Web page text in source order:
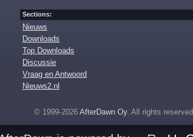
Sections:
Nieuws
Downloads
Top Downloads
Discussie
Vraag en Antwoord
Nieuws2.nl
© 1999-2026 AfterDawn Oy. All rights reserved